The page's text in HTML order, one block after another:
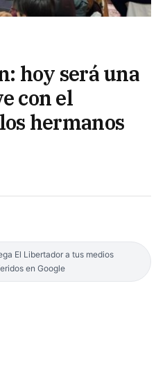
hoy será una
con el
hermanos
El Libertador a tus medios
en Google